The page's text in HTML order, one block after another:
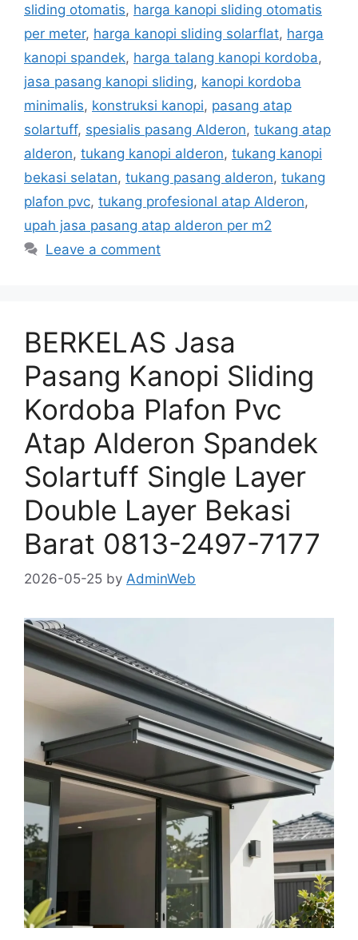
sliding otomatis, harga kanopi sliding otomatis
per meter, harga kanopi sliding solarflat, harga
kanopi spandek, harga talang kanopi kordoba,
jasa pasang kanopi sliding, kanopi kordoba
minimalis, konstruksi kanopi, pasang atap
solartuff, spesialis pasang Alderon, tukang atap
alderon, tukang kanopi alderon, tukang kanopi
bekasi selatan, tukang pasang alderon, tukang
plafon pvc, tukang profesional atap Alderon,
upah jasa pasang atap alderon per m2
Leave a comment
BERKELAS Jasa
Pasang Kanopi Sliding
Kordoba Plafon Pvc
Atap Alderon Spandek
Solartuff Single Layer
Double Layer Bekasi
Barat 0813-2497-7177
2026-05-25 by AdminWeb